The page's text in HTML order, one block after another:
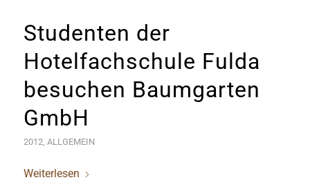
Studenten der
Hotelfachschule Fulda
besuchen Baumgarten
GmbH
2012, ALLGEMEIN
Weiterlesen